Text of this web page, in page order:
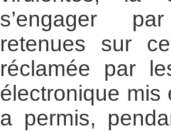
s’engager
retenues sur
réclamée par
électronique
a permis,